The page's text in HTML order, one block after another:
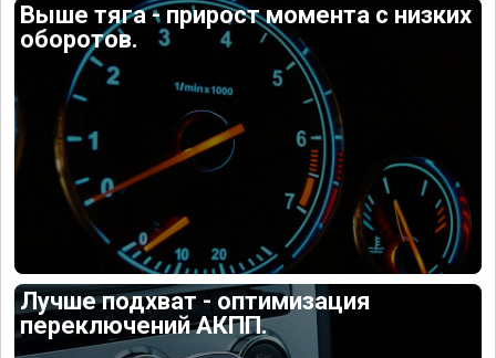
Выше тяга - прирост момента с низких
оборотов.
Лучше подхват - оптимизация
переключений АКПП.